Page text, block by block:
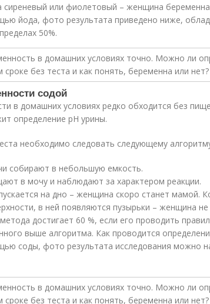
сиреневый или фиолетовый – женщина
йода, фото результата приведено ниже,
50%.
содой
в домашних условиях редко обходится без
определение рН урины.
необходимо следовать следующему
собирают в небольшую емкость.
в мочу и наблюдают за характером реакции.
на дно – женщина скоро станет мамой.
в ней появляются пузырьки – женщина
достигает 60 %, если его проводить
выше алгоритма. Как проводится
соды, фото результата исследования можно